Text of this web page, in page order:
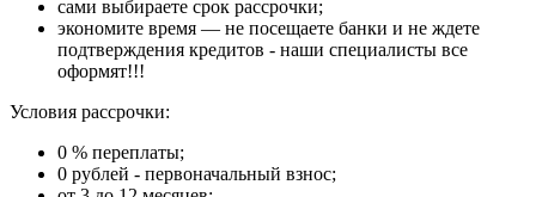
сами выбираете срок рассрочки;
экономите время — не посещаете банки и не ждете
подтверждения кредитов - наши специалисты все
оформят!!!
Условия рассрочки:
0 % переплаты;
0 рублей - первоначальный взнос;